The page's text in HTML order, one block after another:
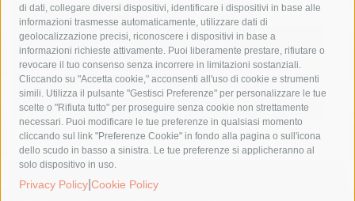
di dati, collegare diversi dispositivi, identificare i dispositivi in base alle
informazioni trasmesse automaticamente, utilizzare dati di
geolocalizzazione precisi, riconoscere i dispositivi in base a
informazioni richieste attivamente. Puoi liberamente prestare, rifiutare o
revocare il tuo consenso senza incorrere in limitazioni sostanziali.
Cliccando su "Accetta cookie," acconsenti all'uso di cookie e strumenti
simili. Utilizza il pulsante "Gestisci Preferenze" per personalizzare le tue
scelte o "Rifiuta tutto" per proseguire senza cookie non strettamente
necessari. Puoi modificare le tue preferenze in qualsiasi momento
cliccando sul link "Preferenze Cookie" in fondo alla pagina o sull'icona
dello scudo in basso a sinistra. Le tue preferenze si applicheranno al
solo dispositivo in uso.
Privacy Policy Cookie Policy
massimo coppola
Meta napoli
ordinanza
penisola sorrentina
piano di sorrento
polizia municipale
protezione civile
Regione Campania
sant'agnello
sindaco cuomo
sorrento studenti temporali
treni
turismo
Vico Equense villa fiorentino vincenzo de luca
© 2015 SorrentoPress. All rights reserved.